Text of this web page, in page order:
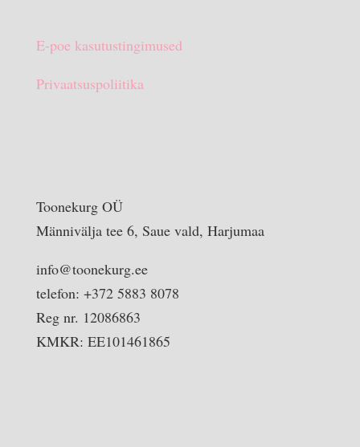
E-poe kasutustingimused
Privaatsuspoliitika
Toonekurg OÜ
Männivälja tee 6, Saue vald, Harjumaa
info@toonekurg.ee
telefon: +372 5883 8078
Reg nr. 12086863
KMKR: EE101461865